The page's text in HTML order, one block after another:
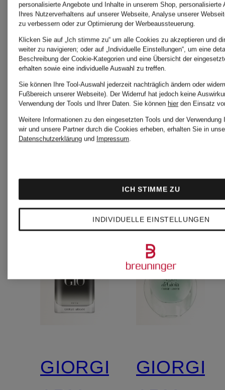
ab CHF 95
(CHF 316.67 / 100 ml)
Parfum
ab
(CHF
GIORGIO
GIORGIO
personalisierte Angebote und Inhalte in unserem Shop, personalisierte
Ihres Nutzerverhaltens auf unserer Webseite, Analyse unserer
zu verbessern oder zur Optimierung der Werbeaussteuerung.
Klicken Sie auf „Ich stimme zu“ um alle Cookies zu akzeptieren und
weiter zu navigieren; oder auf „Individuelle Einstellungen“, um eine
Beschreibung der Cookie-Kategorien und eine Übersicht der
erhalten sowie eine individuelle Auswahl zu treffen.
Sie können Ihre Tool-Auswahl jederzeit nachträglich ändern oder
Fußbereich unserer Webseite). Der Widerruf hat jedoch keine
Verwendung der Tools und Ihrer Daten. Sie können hier den Einsatz
Weitere Informationen zu den eingesetzten Tools und der Verwendung
wir und unsere Partner durch die Cookies erheben, erhalten Sie in
Datenschutzerklärung und Impressum.
INDIVIDUELLE EINSTELLUNGEN
ICH STIMME ZU